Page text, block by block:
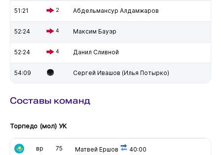
51:21 2 Абдельмансур Алдамжаров
52:24 4 Максим Бауэр
52:24 4 Данил Сливной
54:09 Сергей Ивашов (Илья Потырко)
Составы команд
Торпедо (мол) УК
вр 75 Матвей Ершов 40:00